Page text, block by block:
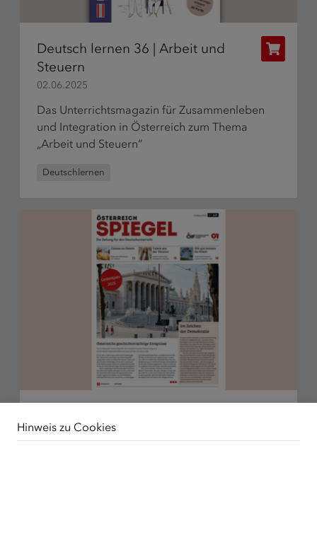
Deutsch lernen 36 | Arbeit und
Steuern
02.06.2025
Das Unterrichtsmagazin für Zusammenleben
und Integration in Österreich zum Thema
„Arbeit und Steuern“
Deutschlernen
Gedenkjahr 2025
Hinweis zu Cookies